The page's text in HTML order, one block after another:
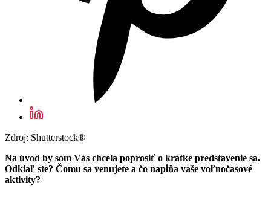
Zdroj: Shutterstock®
Na úvod by som Vás chcela poprosiť o krátke predstavenie sa.
Odkiaľ ste? Čomu sa venujete a čo napĺňa vaše voľnočasové
aktivity?